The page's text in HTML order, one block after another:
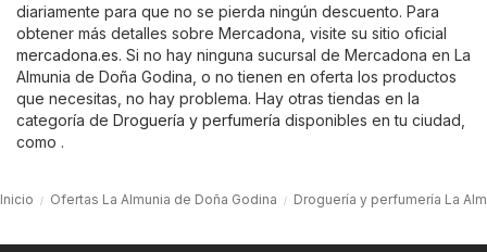
diariamente para que no se pierda ningún descuento. Para
obtener más detalles sobre Mercadona, visite su sitio oficial
mercadona.es. Si no hay ninguna sucursal de Mercadona en La
Almunia de Doña Godina, o no tienen en oferta los productos
que necesitas, no hay problema. Hay otras tiendas en la
categoría de Droguería y perfumería disponibles en tu ciudad,
como .
Inicio Ofertas La Almunia de Doña Godina Droguería y perfumería La